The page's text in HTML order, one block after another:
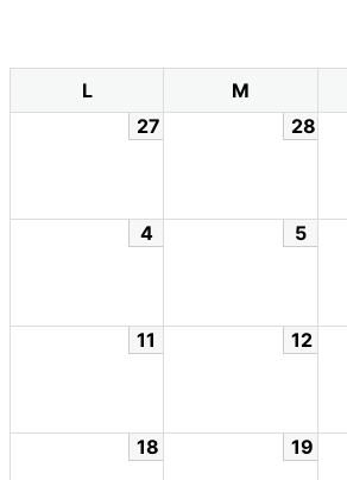
L M
27
28
4 5
11 12
18 19